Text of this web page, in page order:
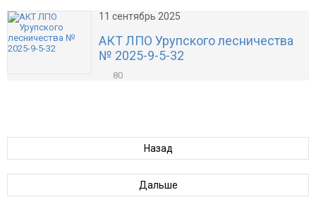
11 сентябрь 2025
АКТ ЛПО Урупского лесничества
№ 2025-9-5-32
80
Назад
Дальше